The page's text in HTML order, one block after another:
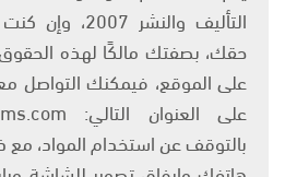
التأليف
حقك، بصفتك مالكًا لهذه
على الموقع، فيمكنك التواصل
بالتوقف عن استخدام المواد،